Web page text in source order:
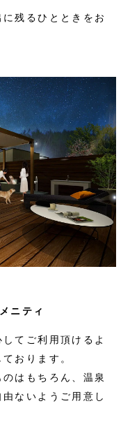
残るひとときをお
ニティ
てご利用頂けるよ
おります。
はもちろん、温泉
ないようご用意し